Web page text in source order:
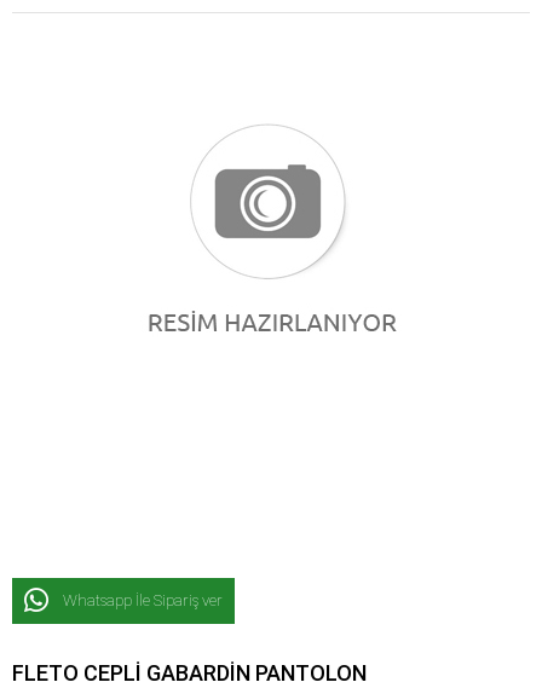
Whatsapp İle Sipariş ver
FLETO CEPLİ GABARDİN PANTOLON